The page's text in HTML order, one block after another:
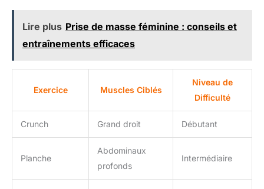
Lire plus Prise de masse féminine : conseils et
entraînements efficaces
Exercice Muscles Ciblés
Niveau de
Difficulté
Crunch Grand droit Débutant
Planche
Abdominaux
profonds
Intermédiaire